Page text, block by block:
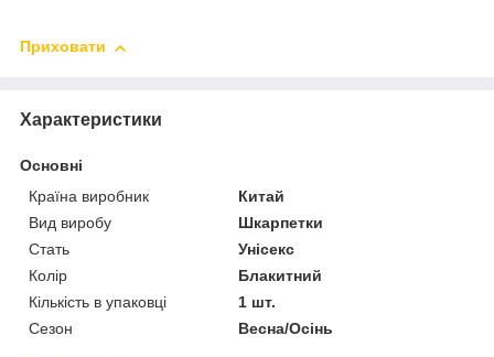
Приховати
Характеристики
Основні
Країна виробник
Китай
Вид виробу
Шкарпетки
Стать
Унісекс
Колір
Блакитний
Кількість в упаковці
1 шт.
Сезон
Весна/Осінь